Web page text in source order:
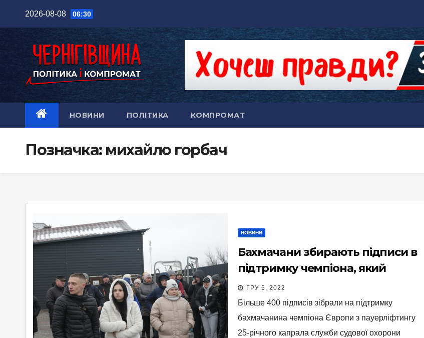
2026-08-08 06:30
НОВИНИ ПОЛІТИКА КОМПРОМАТ
Позначка: михайло горбач
НОВИНИ
Бахмачани збирають підписи в
підтримку чемпіона, який
захищав власне життя
ГРУ 5, 2022
Більше 400 підписів зібрали на підтримку
бахмачанина чемпіона Європи з пауерліфтингу
25-річного капрала служби судової охорони